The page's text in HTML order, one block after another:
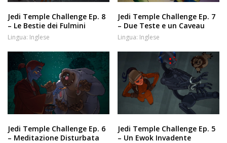
Jedi Temple Challenge Ep. 8
– Le Bestie dei Fulmini
Lingua: Inglese
Jedi Temple Challenge Ep. 7
– Due Teste e un Caveau
Lingua: Inglese
Jedi Temple Challenge Ep. 6
– Meditazione Disturbata
Jedi Temple Challenge Ep. 5
– Un Ewok Invadente